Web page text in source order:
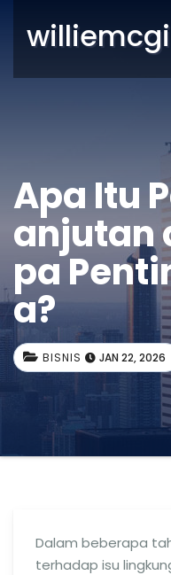
Apa Itu
anjutan
pa
a?
BISNIS JAN 22, 2026
Dalam beberapa
terhadap isu